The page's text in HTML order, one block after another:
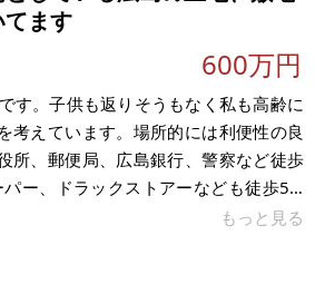
ます
600万円
す。子供も返りそうもなく私も高齢に
考えています。場所的には利便性の良
所、郵便局、広島銀行、警察など徒歩
ー、ドラックストアーなども徒歩5,6
もっと見る